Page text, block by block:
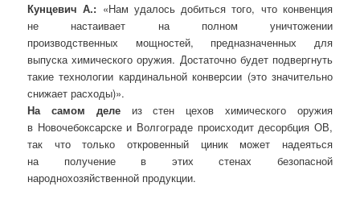
Кунцевич А.: «Нам удалось добиться того, что конвенция
не настаивает на полном уничтожении
производственных мощностей, предназначенных для
выпуска химического оружия. Достаточно будет подвергнуть
такие технологии кардинальной конверсии (это значительно
снижает расходы)».
На самом делеиз стен цехов химического оружия
в Новочебоксарске и Волгограде происходит десорбция ОВ,
так что только откровенный циник может надеяться
на получение в этих стенах безопасной
народнохозяйственной продукции.